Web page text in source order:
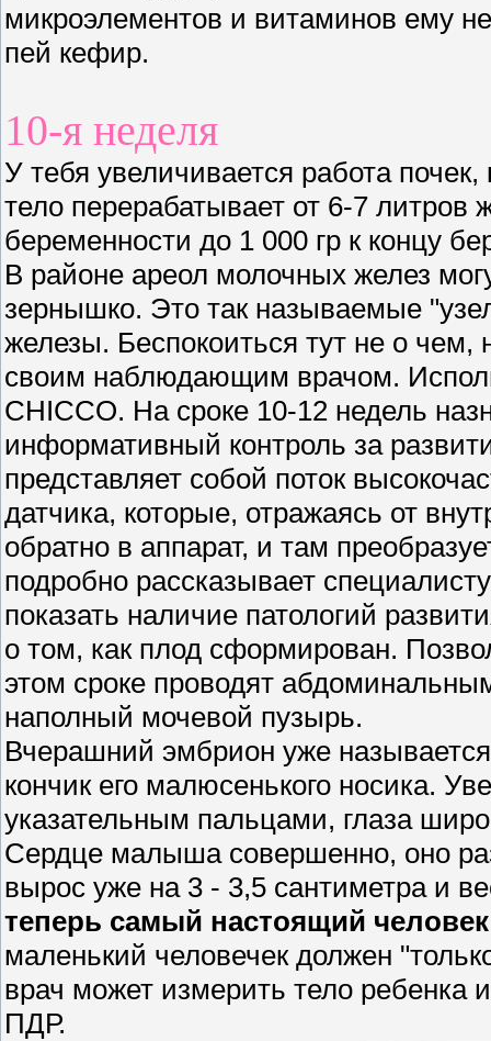
микроэлементов и витаминов ему
пей кефир.
10-я неделя
У тебя увеличивается работа
тело перерабатывает от 6-7 литров
беременности до 1 000 гр к концу
В районе ареол молочных желез
зернышко. Это так называемые
железы. Беспокоиться тут не о чем,
своим наблюдающим врачом.
CHICCO. На сроке 10-12 недель
информативный контроль за
представляет собой поток
датчика, которые, отражаясь от
обратно в аппарат, и там
подробно рассказывает
показать наличие патологий
о том, как плод сформирован.
этом сроке проводят
наполный мочевой пузырь.
Вчерашний эмбрион уже
кончик его малюсенького носика.
указательным пальцами, глаза
Сердце малыша совершенно, оно
вырос уже на 3 - 3,5 сантиметра и
теперь самый настоящий
маленький человечек должен
врач может измерить тело ребенка
ПДР.